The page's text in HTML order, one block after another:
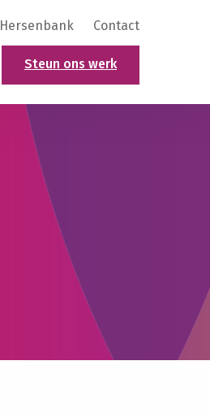
Hersenbank Contact
Steun ons werk